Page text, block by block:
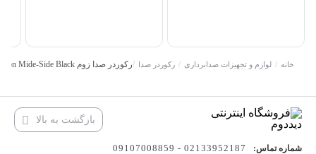
خانه / لوازم و تجهیزات صدابرداری / رکوردر صدا /رکوردر صدا زوم Zoom H6 2020 Version Mide-Side Black
بازگشت به بالا
شماره تماس: 02133952187 - 09107008859